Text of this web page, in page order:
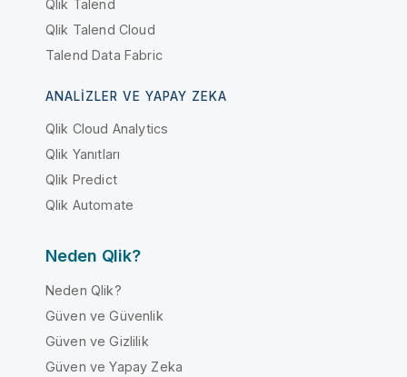
Qlik Talend
Qlik Talend Cloud
Talend Data Fabric
ANALIZLER VE YAPAY ZEKA
Qlik Cloud Analytics
Qlik Yanıtları
Qlik Predict
Qlik Automate
Neden Qlik?
Neden Qlik?
Güven ve Güvenlik
Güven ve Gizlilik
Güven ve Yapay Zeka